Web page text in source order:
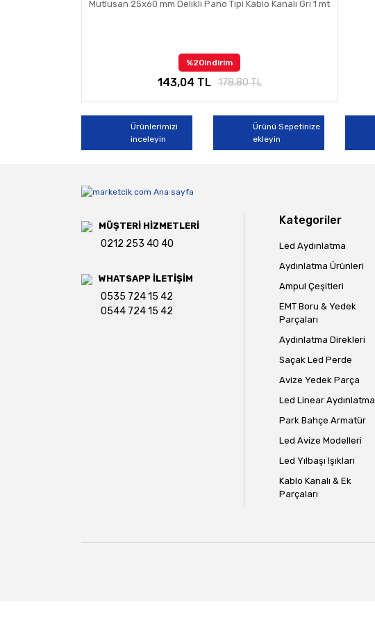
Mutlusan 25x60 mm Delikli Pano Tipi Kablo Kanalı Gri 1 mt
%20indirim
143,04 TL 178,80 TL
Ürünlerimizi
inceleyin
Ürünü Sepetinize
ekleyin
MÜŞTERİ HİZMETLERİ
0212 253 40 40
WHATSAPP İLETİŞİM
0535 724 15 42
0544 724 15 42
Kategoriler
Led Aydınlatma
Aydınlatma Ürünleri
Ampul Çeşitleri
EMT Boru & Yedek
Parçaları
Aydınlatma Direkleri
Saçak Led Perde
Avize Yedek Parça
Led Linear Aydınlatma
Park Bahçe Armatür
Led Avize Modelleri
Led Yılbaşı Işıkları
Kablo Kanalı & Ek
Parçaları